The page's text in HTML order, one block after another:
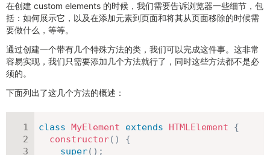
在创建 custom elements 的时候，我们需要告诉浏览器一些细节，包
括：如何展示它，以及在添加元素到页面和将其从页面移除的时候需
要做什么，等等。
通过创建一个带有几个特殊方法的类，我们可以完成这件事。这非常
容易实现，我们只需要添加几个方法就行了，同时这些方法都不是必
须的。
下面列出了这几个方法的概述：
class MyElement extends HTMLElement
{
constructor( )
{
super( ) ;